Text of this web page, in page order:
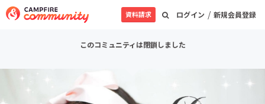
ログイン / 新規会員登録
資料請求
このコミュニティは閉鎖しました